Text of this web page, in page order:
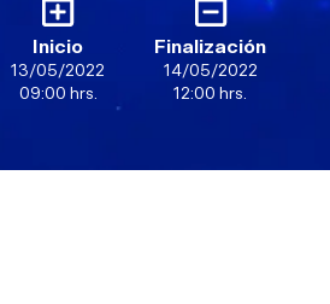
Inicio
13/05/2022
09:00 hrs.
Finalización
14/05/2022
12:00 hrs.